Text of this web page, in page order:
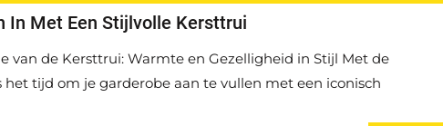
In Met Een Stijlvolle Kersttrui
van de Kersttrui: Warmte en Gezelligheid in Stijl Met de
tijd om je garderobe aan te vullen met een iconisch